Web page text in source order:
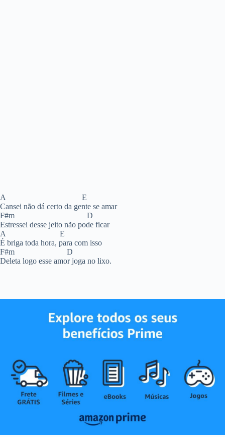
A E
Cansei não dá certo da gente se amar
F#m D
Estressei desse jeito não pode ficar
A E
É briga toda hora, para com isso
F#m D
Deleta logo esse amor joga no lixo.